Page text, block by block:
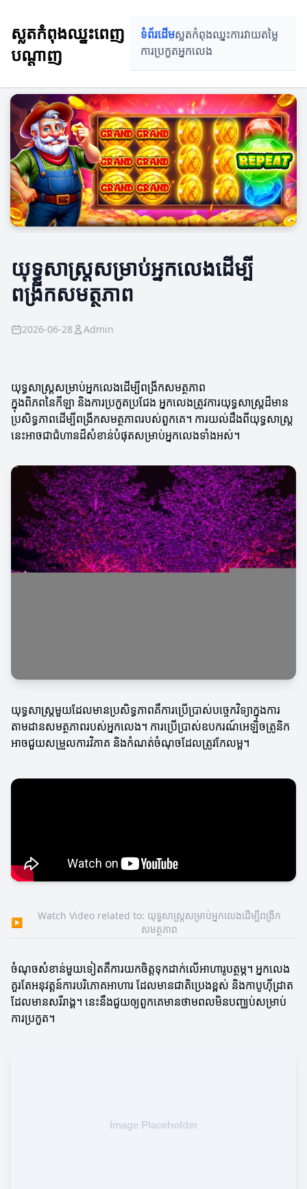
ស្លតកំពុងឈ្នះពេញ
បណ្តាញ
ទំព័រដើមស្លតកំពុងឈ្នះការវាយតម្លៃ
ការប្រកួតអ្នកលេង
យុទ្ធសាស្ត្រសម្រាប់អ្នកលេងដើម្បី
ពង្រីកសមត្ថភាព
2026-06-28 Admin
យុទ្ធសាស្ត្រសម្រាប់អ្នកលេងដើម្បីពង្រីកសមត្ថភាព
ក្នុងពិភពនៃកីឡា និងការប្រកួតប្រជែង អ្នកលេងត្រូវការយុទ្ធសាស្ត្រដ៏មាន
ប្រសិទ្ធភាពដើម្បីពង្រីកសមត្ថភាពរបស់ពួកគេ។ ការយល់ដឹងពីយុទ្ធសាស្ត្រ
នេះអាចជាជំហានដ៏សំខាន់បំផុតសម្រាប់អ្នកលេងទាំងអស់។
យុទ្ធសាស្ត្រមួយដែលមានប្រសិទ្ធភាពគឺការប្រើប្រាស់បច្ចេកវិទ្យាក្នុងការ
តាមដានសមត្ថភាពរបស់អ្នកលេង។ ការប្រើប្រាស់ឧបករណ៍អេឡិចត្រូនិក
អាចជួយសម្រួលការវិភាគ និងកំណត់ចំណុចដែលត្រូវកែលម្អ។
▶
Watch Video related to: យុទ្ធសាស្ត្រសម្រាប់អ្នកលេងដើម្បីពង្រីក
សមត្ថភាព
ចំណុចសំខាន់មួយទៀតគឺការយកចិត្តទុកដាក់លើអាហារូបត្ថម្ភ។ អ្នកលេង
គួរតែអនុវត្តន៍ការបរិភោគអាហារ ដែលមានជាតិប្រេងខ្ពស់ និងកាបូហ៊ីដ្រាត
ដែលមានសរីរាង្គ។ នេះនឹងជួយឲ្យពួកគេមានថាមពលមិនបញ្ឈប់សម្រាប់
ការប្រកួត។